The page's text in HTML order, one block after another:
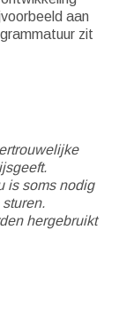
aan
zit
is soms nodig
hergebruikt